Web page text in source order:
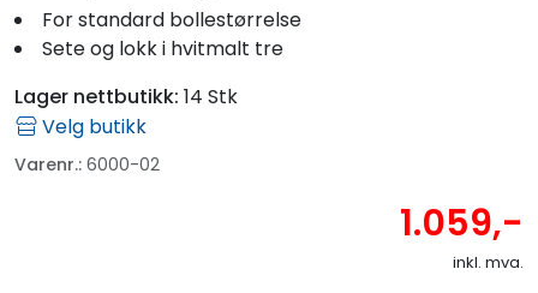
For standard bollestørrelse
Sete og lokk i hvitmalt tre
Lager nettbutikk: 14 Stk
Velg butikk
Varenr.: 6000-02
1.059,-
inkl. mva.
Båtpleie/Opplag
Seil